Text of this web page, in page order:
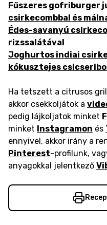
Fűszeres gofriburger
csirkecombbal és
Édes-savanyú
rizssalátával
Joghurtos indiai
kókusztejes
Ha tetszett a citrusos
akkor csekkoljátok a
pedig lájkoljatok minket
minket Instagramon és
ennyivel, akkor irány a
Pinterest-profilunk,
anyagokkal jelentkező